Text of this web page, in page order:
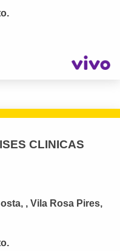
CLINICAS
, Vila Rosa Pires,